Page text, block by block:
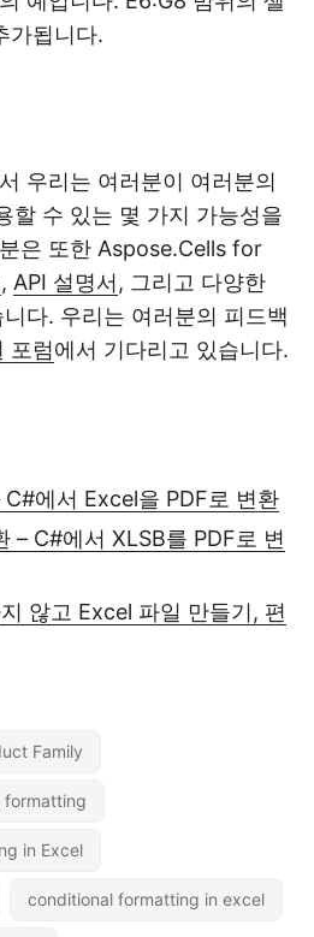
가됩니다.
우리는 여러분이 여러분의
할 수 있는 몇 가지 가능성을
은 또한 Aspose.Cells for
, API 설명서 , 그리고 다양한
다. 우리는 여러분의 피드백
포럼에서 기다리고 있습니다.
에서 Excel을 PDF로 변환
– C#에서 XLSB를 PDF로 변
않고 Excel 파일 만들기, 편
Family
formatting
in Excel
conditional formatting in excel